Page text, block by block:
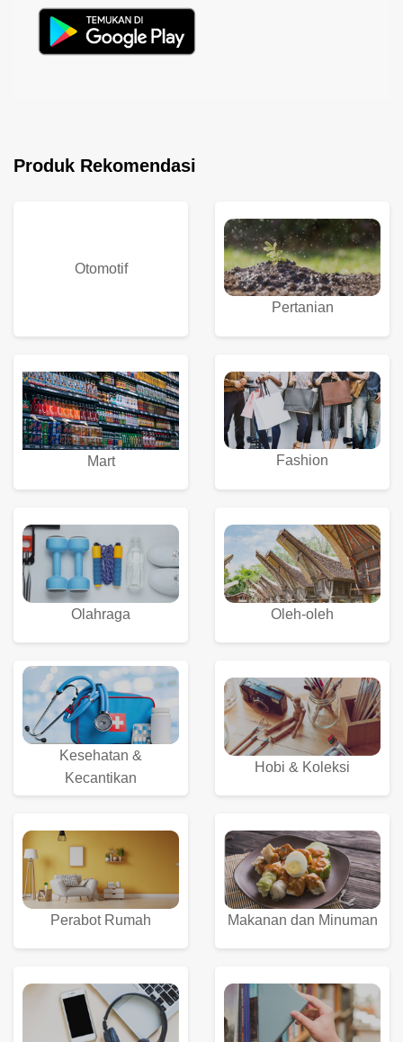
Produk Rekomendasi
Otomotif
Pertanian
Mart Fashion
Olahraga Oleh-oleh
Kesehatan &
Kecantikan
Hobi & Koleksi
Perabot Rumah Makanan dan Minuman